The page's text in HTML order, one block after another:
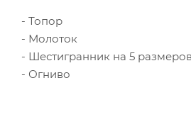
- Топор
- Молоток
- Шестигранник на 5 размеров
- Огниво